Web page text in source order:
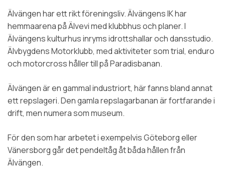
Älvängen har ett rikt föreningsliv. Älvängens IK har
hemmaarena på Älvevi med klubbhus och planer. I
Älvängens kulturhus inryms idrottshallar och dansstudio.
Älvbygdens Motorklubb, med aktiviteter som trial, enduro
och motorcross håller till på Paradisbanan.
Älvängen är en gammal industriort, här fanns bland annat
ett repslageri. Den gamla repslagarbanan är fortfarande i
drift, men numera som museum.
För den som har arbetet i exempelvis Göteborg eller
Vänersborg går det pendeltåg åt båda hållen från
Älvängen.